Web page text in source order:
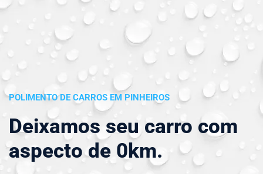
POLIMENTO DE CARROS EM PINHEIROS
Deixamos seu carro com
aspecto de 0km.